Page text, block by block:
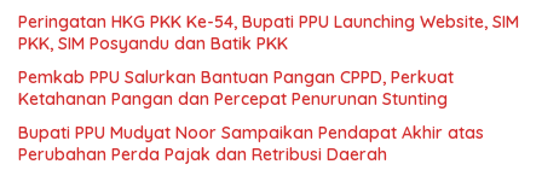
Peringatan HKG PKK Ke-54, Bupati PPU Launching Website, SIM
PKK, SIM Posyandu dan Batik PKK
Pemkab PPU Salurkan Bantuan Pangan CPPD, Perkuat
Ketahanan Pangan dan Percepat Penurunan Stunting
Bupati PPU Mudyat Noor Sampaikan Pendapat Akhir atas
Perubahan Perda Pajak dan Retribusi Daerah